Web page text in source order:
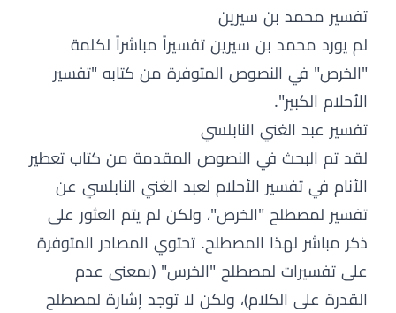
تفسير محمد بن سيرين
لم يورد محمد بن سيرين تفسيراً مباشراً لكلمة
"الخرص" في النصوص المتوفرة من كتابه "تفسير
الأحلام الكبير".
تفسير عبد الغني النابلسي
لقد تم البحث في النصوص المقدمة من كتاب تعطير
الأنام في تفسير الأحلام لعبد الغني النابلسي عن
تفسير لمصطلح "الخرص"، ولكن لم يتم العثور على
ذكر مباشر لهذا المصطلح. تحتوي المصادر المتوفرة
على تفسيرات لمصطلح "الخرس" (بمعنى عدم
القدرة على الكلام)، ولكن لا توجد إشارة لمصطلح